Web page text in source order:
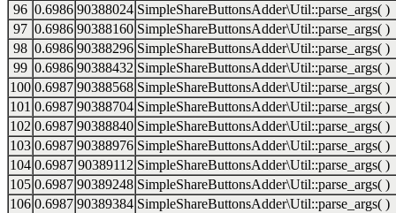
96 0.6986 90388024 SimpleShareButtonsAdder\Util::parse_args( )
97 0.6986 90388160 SimpleShareButtonsAdder\Util::parse_args( )
98 0.6986 90388296 SimpleShareButtonsAdder\Util::parse_args( )
99 0.6986 90388432 SimpleShareButtonsAdder\Util::parse_args( )
100 0.6987 90388568 SimpleShareButtonsAdder\Util::parse_args( )
101 0.6987 90388704 SimpleShareButtonsAdder\Util::parse_args( )
102 0.6987 90388840 SimpleShareButtonsAdder\Util::parse_args( )
103 0.6987 90388976 SimpleShareButtonsAdder\Util::parse_args( )
104 0.6987 90389112 SimpleShareButtonsAdder\Util::parse_args( )
105 0.6987 90389248 SimpleShareButtonsAdder\Util::parse_args( )
106 0.6987 90389384 SimpleShareButtonsAdder\Util::parse_args( )